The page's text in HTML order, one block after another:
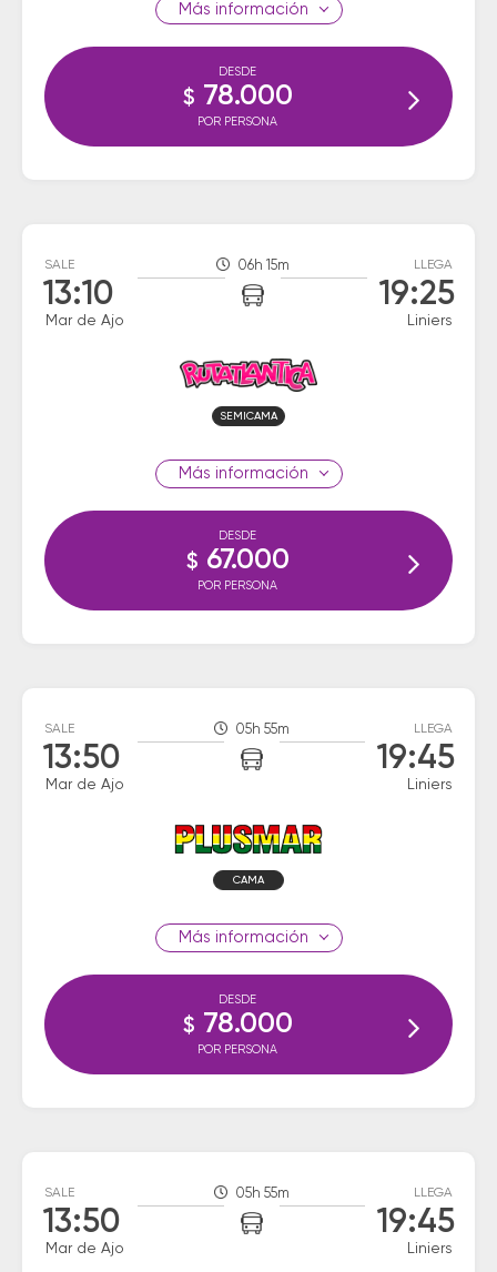
información
DESDE
$ 78.000
POR PERSONA
SALE
13:10
Mar de Ajo
06h 15m LLEGA
19:25
Liniers
SEMICAMA
información
DESDE
$ 67.000
POR PERSONA
SALE
13:50
Mar de Ajo
05h 55m LLEGA
19:45
Liniers
CAMA
información
DESDE
$ 78.000
POR PERSONA
SALE
13:50
Mar de Ajo
05h 55m LLEGA
19:45
Liniers